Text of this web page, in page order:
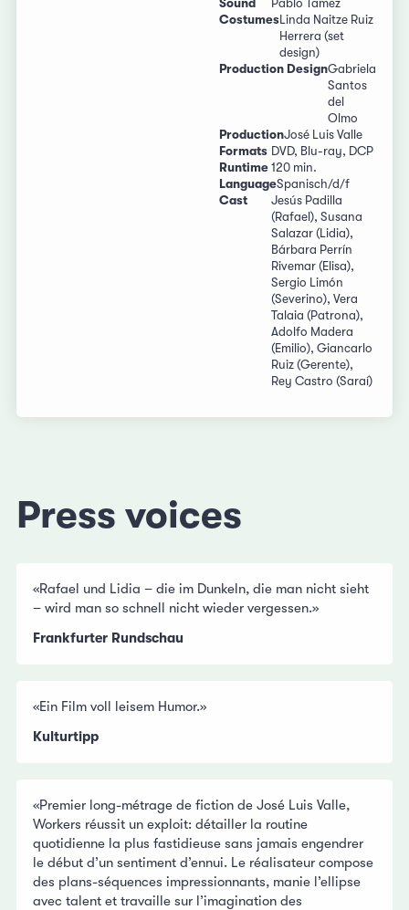
Sound
Pablo Tamez
CostumesLinda Naitze Ruiz
Herrera (set
design)
Production DesignGabriela
Santos
del
Olmo
ProductionJosé Luis Valle
Formats DVD, Blu-ray, DCP
Runtime 120 min.
LanguageSpanisch/d/f
Cast
Jesús Padilla
(Rafael), Susana
Salazar (Lidia),
Bárbara Perrín
Rivemar (Elisa),
Sergio Limón
(Severino), Vera
Talaia (Patrona),
Adolfo Madera
(Emilio), Giancarlo
Ruiz (Gerente),
Rey Castro (Saraí)
Press voices
«Rafael und Lidia – die im Dunkeln, die man nicht sieht
– wird man so schnell nicht wieder vergessen.»
Frankfurter Rundschau
«Ein Film voll leisem Humor.»
Kulturtipp
«Premier long-métrage de fiction de José Luis Valle,
Workers réussit un exploit: détailler la routine
quotidienne la plus fastidieuse sans jamais engendrer
le début d’un sentiment d’ennui. Le réalisateur compose
des plans-séquences impressionnants, manie l’ellipse
avec talent et travaille sur l’imagination des